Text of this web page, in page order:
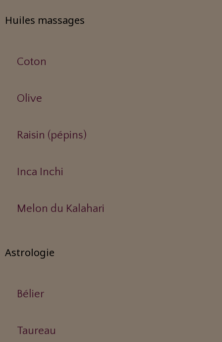
Huiles massages
Coton
Olive
Raisin (pépins)
Inca Inchi
Melon du Kalahari
Astrologie
Bélier
Taureau